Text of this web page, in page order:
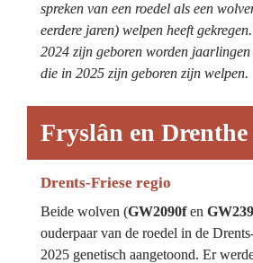
spreken van een roedel als een
eerdere jaren) welpen heeft
2024 zijn geboren worden
die in 2025 zijn geboren zijn welpen.
Fryslân en Drenthe
Drents-Friese regio
Beide wolven (GW2090f en
ouderpaar van de roedel in de
2025 genetisch aangetoond. Er